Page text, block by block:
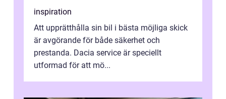
inspiration
Att upprätthålla sin bil i bästa möjliga skick
är avgörande för både säkerhet och
prestanda. Dacia service är speciellt
utformad för att mö...